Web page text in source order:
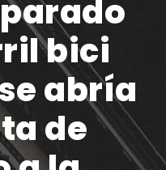
bici
abría
de